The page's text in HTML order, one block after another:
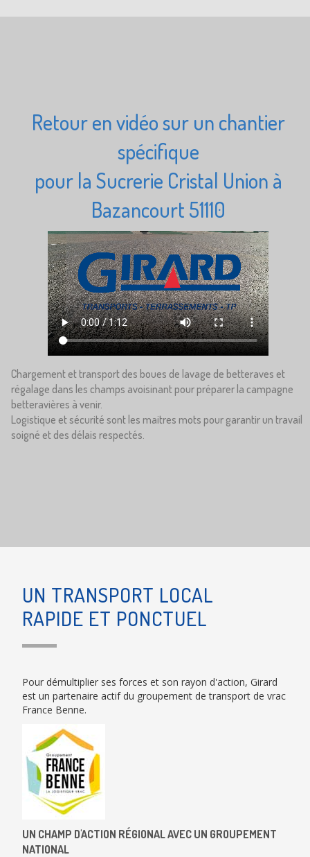
Retour en vidéo sur un chantier
spécifique
pour la Sucrerie Cristal Union à
Bazancourt 51110
Chargement et transport des boues de lavage de betteraves et
régalage dans les champs avoisinant pour préparer la campagne
betteravières à venir.
Logistique et sécurité sont les maitres mots pour garantir un travail
soigné et des délais respectés.
UN TRANSPORT LOCAL
RAPIDE ET PONCTUEL
Pour démultiplier ses forces et son rayon d'action, Girard
est un partenaire actif du groupement de transport de vrac
France Benne.
UN CHAMP D'ACTION RÉGIONAL AVEC UN GROUPEMENT
NATIONAL